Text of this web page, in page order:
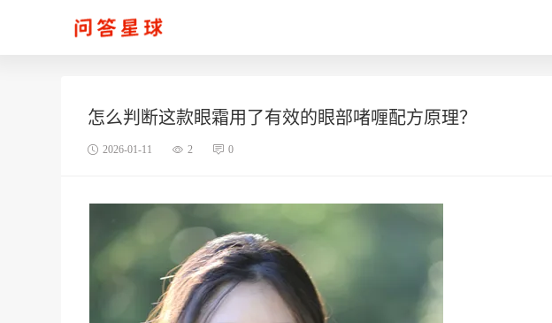
怎么判断这款眼霜用了有效的眼部啫喱配方原理？
2026-01-11 2 0